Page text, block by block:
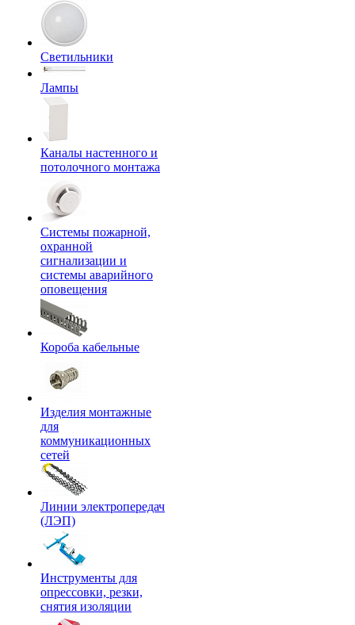
Светильники
Лампы
Каналы настенного и
потолочного монтажа
Системы пожарной,
охранной
сигнализации и
системы аварийного
оповещения
Короба кабельные
Изделия монтажные
для
коммуникационных
сетей
Линии электропередач
(ЛЭП)
Инструменты для
опрессовки, резки,
снятия изоляции